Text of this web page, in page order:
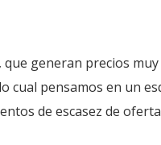
generan precios
cual pensamos en un
de escasez de